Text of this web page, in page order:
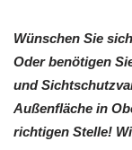
Wünschen Sie
Oder benötigen
und
Außenfläche in
richtigen Stelle!